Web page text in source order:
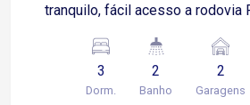
tranquilo, fácil acesso a rodovia
UNISO. Em suas proximidades:
farmácias, padarias e outros
A casa contempla: 02 quartos
3
Dorm.
2
Banho
2
Garagens